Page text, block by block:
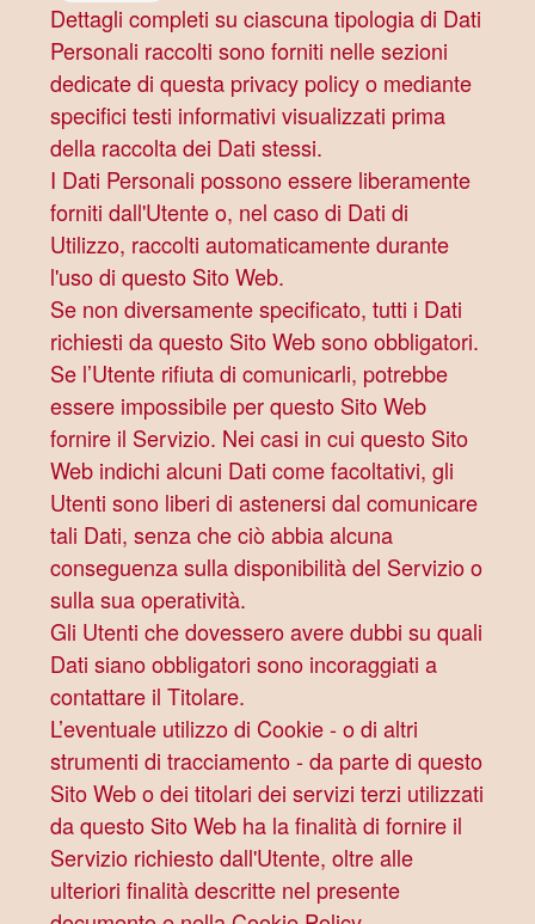
Dettagli completi su ciascuna tipologia di Dati
Personali raccolti sono forniti nelle sezioni
dedicate di questa privacy policy o mediante
specifici testi informativi visualizzati prima
della raccolta dei Dati stessi.
I Dati Personali possono essere liberamente
forniti dall'Utente o, nel caso di Dati di
Utilizzo, raccolti automaticamente durante
l'uso di questo Sito Web.
Se non diversamente specificato, tutti i Dati
richiesti da questo Sito Web sono obbligatori.
Se l’Utente rifiuta di comunicarli, potrebbe
essere impossibile per questo Sito Web
fornire il Servizio. Nei casi in cui questo Sito
Web indichi alcuni Dati come facoltativi, gli
Utenti sono liberi di astenersi dal comunicare
tali Dati, senza che ciò abbia alcuna
conseguenza sulla disponibilità del Servizio o
sulla sua operatività.
Gli Utenti che dovessero avere dubbi su quali
Dati siano obbligatori sono incoraggiati a
contattare il Titolare.
L’eventuale utilizzo di Cookie - o di altri
strumenti di tracciamento - da parte di questo
Sito Web o dei titolari dei servizi terzi utilizzati
da questo Sito Web ha la finalità di fornire il
Servizio richiesto dall'Utente, oltre alle
ulteriori finalità descritte nel presente